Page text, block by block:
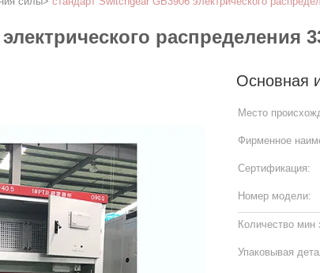
распределения
Основная
Место
Фирменное
Сертификация:
Номер модели:
Количество мин
Упаковывая